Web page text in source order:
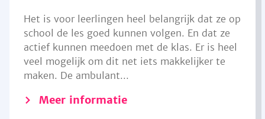
Het is voor leerlingen heel belangrijk dat ze op
school de les goed kunnen volgen. En dat ze
actief kunnen meedoen met de klas. Er is heel
veel mogelijk om dit net iets makkelijker te
maken. De ambulant...
Meer informatie